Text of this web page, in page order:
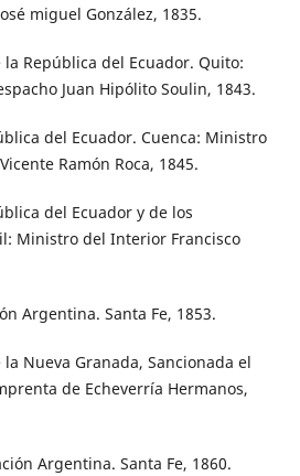
miguel González, 1835.
República del Ecuador. Quito:
Juan Hipólito Soulin, 1843.
del Ecuador. Cuenca: Ministro
Ramón Roca, 1845.
del Ecuador y de los
Ministro del Interior Francisco
Argentina. Santa Fe, 1853.
Nueva Granada, Sancionada el
de Echeverría Hermanos,
Argentina. Santa Fe, 1860.